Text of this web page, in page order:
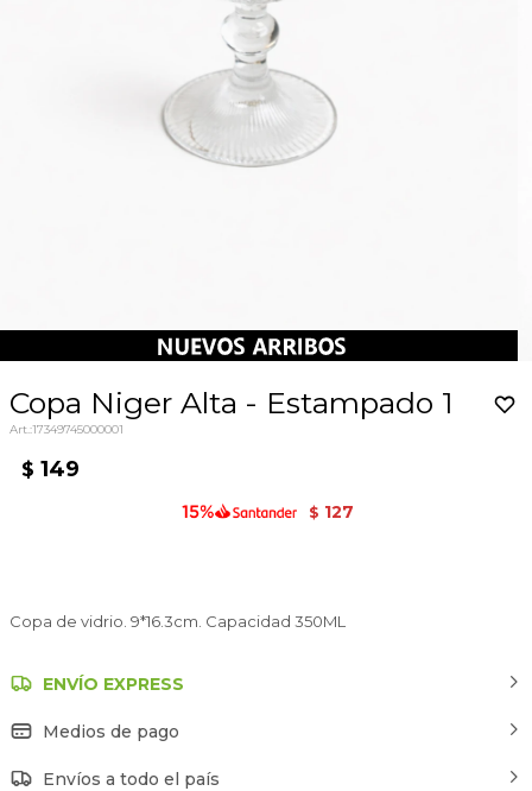
Copa Niger Alta - Estampado 1
17349745000001
$ 149
$ 127
Copa de vidrio. 9*16.3cm. Capacidad 350ML
ENVÍO EXPRESS
Medios de pago
Envíos a todo el país